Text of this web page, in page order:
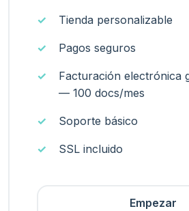
Tienda personalizable
Pagos seguros
Facturación electrónica
— 100 docs/mes
Soporte básico
SSL incluido
Empezar